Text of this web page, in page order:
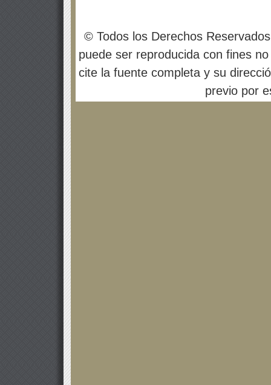
© Todos los Derechos
puede ser reproducida con fines
cite la fuente completa y su
previo por